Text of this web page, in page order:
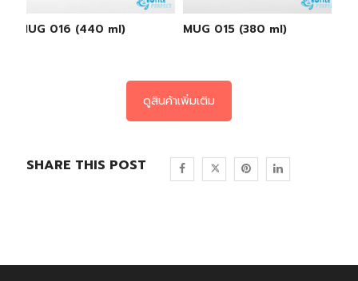
MUG 016 (440 ml) MUG 015 (380 ml)
ดูสินค้าเพิ่มเติม
SHARE THIS POST